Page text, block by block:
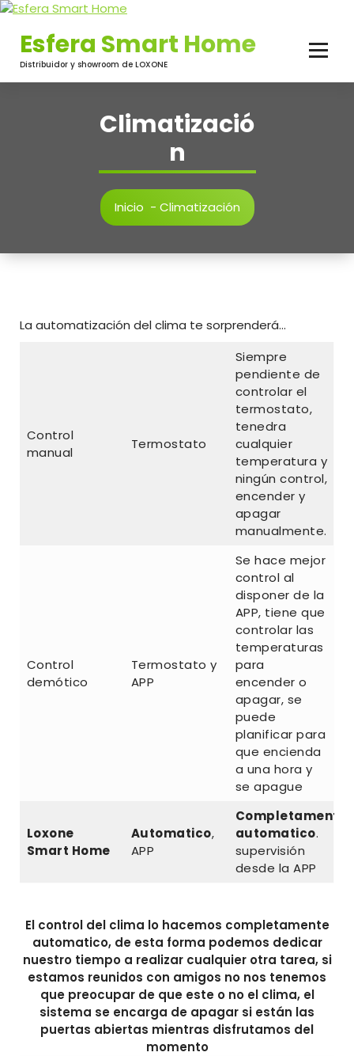
Saltar
contenido
Esfera Smart Home
Distribuidor y showroom de LOXONE
Climatizació
n
Inicio - Climatización
La automatización del clima te sorprenderá…
Control
manual
Termostato
Siempre
pendiente de
controlar el
termostato,
tenedra
cualquier
temperatura y
ningún control,
encender y
apagar
manualmente.
Control
demótico
Termostato y
APP
Se hace mejor
control al
disponer de la
APP, tiene que
controlar las
temperaturas
para
encender o
apagar, se
puede
planificar para
que encienda
a una hora y
se apague
Loxone
Smart Home
Automatico,
APP
Completamente
automatico.
supervisión
desde la APP
El control del clima lo hacemos completamente
automatico, de esta forma podemos dedicar
nuestro tiempo a realizar cualquier otra tarea, si
estamos reunidos con amigos no nos tenemos
que preocupar de que este o no el clima, el
sistema se encarga de apagar si están las
puertas abiertas mientras disfrutamos del
momento